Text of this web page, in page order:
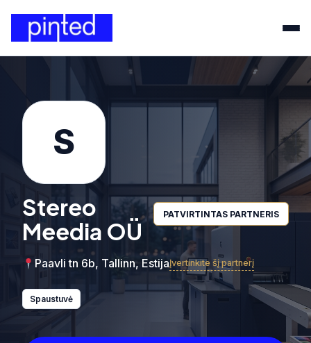
S
Stereo
Meedia OÜ
PATVIRTINTAS PARTNERIS
Paavli tn 6b, Tallinn, EstijaĮvertinkite šį partnerį
Spaustuvė